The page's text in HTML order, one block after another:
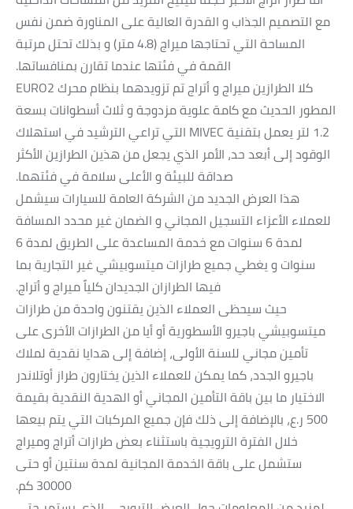
مع التصميم الجذاب و القدرة العالية على المناورة ضمن نفس
المساحة التي تحتاجها ميراج (4.8 متر) و بذلك تحتل مرتبة
القمة في فئتها عندما تقارن بمنافساتها.
كلا الطرازين ميراج و أتراج تم تزويدهما بنظام محرك EURO2
المطور الحديث مع كامة علوية مزدوجة و ثلاث أسطوانات بسعة
1.2 لتر يعمل بتقنية MIVEC التي تراعي الترشيد في استهلاك
الوقود إلى أبعد حد، الأمر الذي يجعل من هذين الطرازين الأكثر
صداقة للبيئة و الأعلى سلامة في فئتهما.
هذا العرض الجديد من الشركة العامة للسيارات سيشمل
للعملاء الأعزاء التسجيل المجاني و الضمان غير محدد المسافة
لمدة 6 سنوات مع خدمة المساعدة على الطريق لمدة 6
سنوات و يغطي جميع طرازات ميتسوبيشي غير التجارية بما
فيها الطرازان الجديدان كلياً ميراج و أتراج.
حيث سيحظى العملاء الذين يقتنون واحدة من طرازات
ميتسوبيشي باجيرو الأسطورية أو أيا من الطرازات الأخرى على
تأمين مجاني للسنة الأولى، إضافة إلى هدايا نقدية لملاك
باجيرو الجدد، كما يمكن للعملاء الذين يختارون طراز أوتلاندر
الاختيار ما بين باقة التأمين المجاني أو الهدية النقدية بقيمة
500 ر.ع، بالإضافة إلى ذلك فإن جميع المركبات التي يتم بيعها
خلال الفترة الترويجية باستثناء بعض طرازات أتراج وميراج
ستشمل على باقة الخدمة المجانية لمدة سنتين أو حتى
30000 كم.